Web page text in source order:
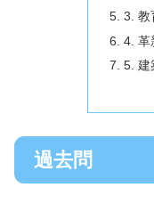
3. 教
4. 革
5. 建
過去問